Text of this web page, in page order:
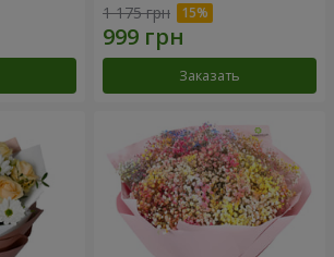
1 175 грн
Заказать